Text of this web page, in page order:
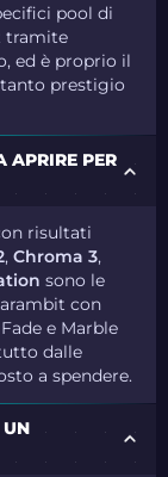
pool di
tramite
ed è proprio il
prestigio
APRIRE PER
risultati
,Chroma 3,
sono le
con
e Marble
dalle
a spendere.
UN